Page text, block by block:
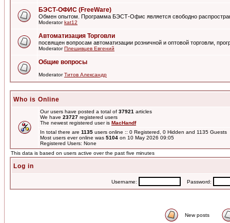
БЭСТ-ОФИС (FreeWare)
Обмен опытом. Программа БЭСТ-Офис является свободно
Moderatorkat12
Автоматизация Торговли
посвящен вопросам автоматизации розничной и оптовой торговли,
ModeratorПлешивцев Евгений
Общие вопросы
ModeratorТитов Александр
Who is Online
Our users have posted a total of 37921 articles
We have 23727 registered users
The newest registered user is MacHandf
In total there are 1135 users online :: 0 Registered, 0 Hidden and 1135
Most users ever online was 5104 on 10 May 2026 09:05
Registered Users: None
This data is based on users active over the past five minutes
Log in
Username: Password:
New posts